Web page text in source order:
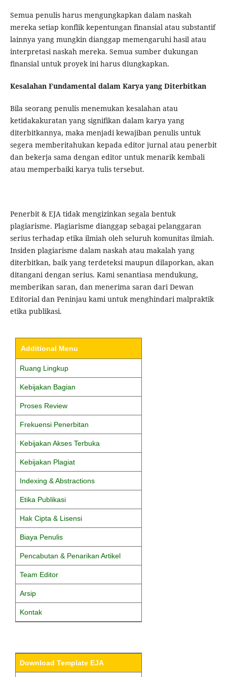
Semua penulis harus mengungkapkan dalam naskah
mereka setiap konflik kepentungan finansial atau substantif
lainnya yang mungkin dianggap memengaruhi hasil atau
interpretasi naskah mereka. Semua sumber dukungan
finansial untuk proyek ini harus diungkapkan.
Kesalahan Fundamental dalam Karya yang Diterbitkan
Bila seorang penulis menemukan kesalahan atau
ketidakakuratan yang signifikan dalam karya yang
diterbitkannya, maka menjadi kewajiban penulis untuk
segera memberitahukan kepada editor jurnal atau penerbit
dan bekerja sama dengan editor untuk menarik kembali
atau memperbaiki karya tulis tersebut.
Penerbit & EJA tidak mengizinkan segala bentuk
plagiarisme. Plagiarisme dianggap sebagai pelanggaran
serius terhadap etika ilmiah oleh seluruh komunitas ilmiah.
Insiden plagiarisme dalam naskah atau makalah yang
diterbitkan, baik yang terdeteksi maupun dilaporkan, akan
ditangani dengan serius. Kami senantiasa mendukung,
memberikan saran, dan menerima saran dari Dewan
Editorial dan Peninjau kami untuk menghindari malpraktik
etika publikasi.
Additional Menu
Ruang Lingkup
Kebijakan Bagian
Proses Review
Frekuensi Penerbitan
Kebijakan Akses Terbuka
Kebijakan Plagiat
Indexing & Abstractions
Etika Publikasi
Hak Cipta & Lisensi
Biaya Penulis
Pencabutan & Penarikan Artikel
Team Editor
Arsip
Kontak
Download Template EJA